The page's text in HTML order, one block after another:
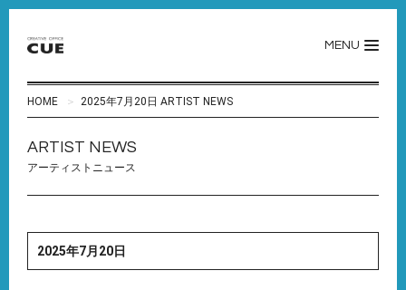
MENU
HOME 2025年7月20日 ARTIST NEWS
ARTIST NEWS
アーティストニュース
2025年7月20日